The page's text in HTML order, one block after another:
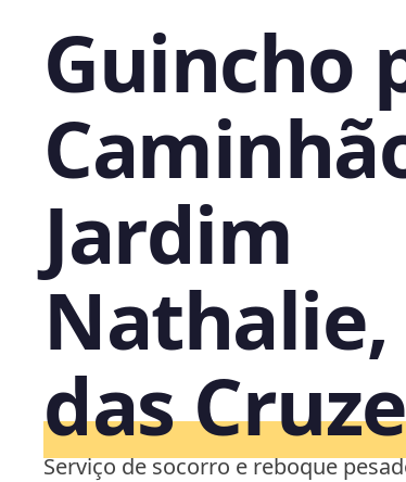
Guincho
Jardim
das
Serviço de socorro e reboque